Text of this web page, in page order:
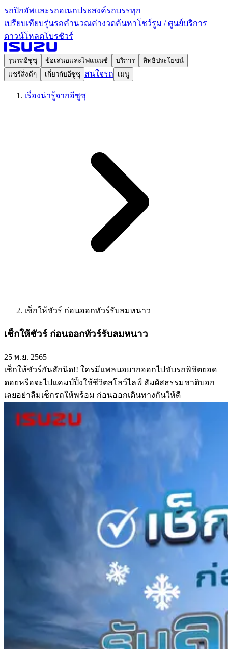
รถปิกอัพและรถอเนกประสงค์รถบรรทุก
เปรียบเทียบรุ่นรถคำนวณค่างวดค้นหาโชว์รูม / ศูนย์บริการ
ดาวน์โหลดโบรชัวร์
รุ่นรถอีซูซุ ข้อเสนอและไฟแนนซ์ บริการ
สิทธิประโยชน์
แชร์สิ่งดีๆ
เกี่ยวกับอีซูซุ สนใจรถ เมนู
เรื่องน่ารู้จากอีซูซุ
เช็กให้ชัวร์ ก่อนออกทัวร์รับลมหนาว
เช็กให้ชัวร์ ก่อนออกทัวร์รับลมหนาว
25 พ.ย. 2565
เช็กให้ชัวร์กันสักนิด!! ใครมีแพลนอยากออกไปขับรถพิชิตยอด
ดอยหรือจะไปแคมป์ปิ้งใช้ชีวิตสโลว์ไลฟ์ สัมผัสธรรมชาติบอก
เลยอย่าลืมเช็กรถให้พร้อม ก่อนออกเดินทางกันให้ดี